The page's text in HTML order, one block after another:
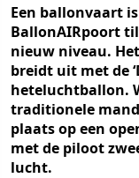
Een ballonvaart
BallonAIRpoort
nieuw niveau.
breidt uit met de
heteluchtballon.
traditionele mand
plaats op een
met de piloot
lucht.